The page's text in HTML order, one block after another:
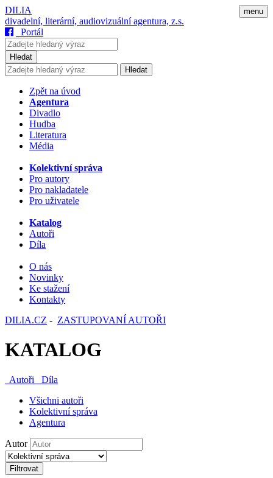
menu
DILIA
divadelní, literární, audiovizuální agentura, z.s.
Portál
Hledat
Hledat
Zpět na úvod
Agentura
Divadlo
Hudba
Literatura
Média
Kolektivní správa
Pro autory
Pro nakladatele
Pro uživatele
Katalog
Autoři
Díla
O nás
Novinky
Ke stažení
Kontakty
DILIA.CZ - ZASTUPOVANÍ AUTOŘI
KATALOG
Autoři
Díla
Všichni autoři
Kolektivní správa
Agentura
Autor
Filtrovat